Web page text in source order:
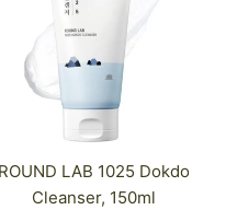
ROUND LAB 1025 Dokdo
Cleanser, 150ml